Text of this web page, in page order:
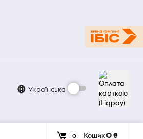
Українська
0 Кошик0 ₴